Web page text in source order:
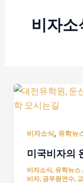
비자소
비자소식, 유학뉴
미국비자의
비자소식 , 유학뉴스
비자, 공무원연수,
미
국
자
의
완
벽